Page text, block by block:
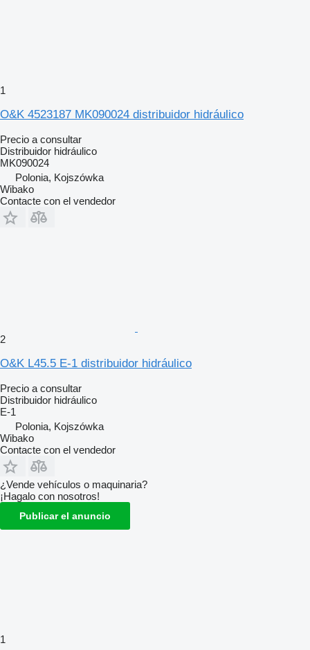
1
O&K 4523187 MK090024 distribuidor hidráulico
Precio a consultar
Distribuidor hidráulico
MK090024
Polonia, Kojszówka
Wibako
Contacte con el vendedor
2
O&K L45.5 E-1 distribuidor hidráulico
Precio a consultar
Distribuidor hidráulico
E-1
Polonia, Kojszówka
Wibako
Contacte con el vendedor
¿Vende vehículos o maquinaria?
¡Hagalo con nosotros!
Publicar el anuncio
1